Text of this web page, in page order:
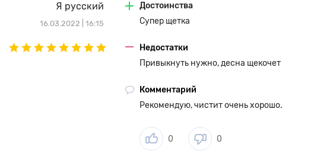
Я русский
16.03.2022 | 16:15
Достоинства
Супер щетка
Недостатки
Привыкнуть нужно, десна щекочет
Комментарий
Рекомендую, чистит очень хорошо.
0 0